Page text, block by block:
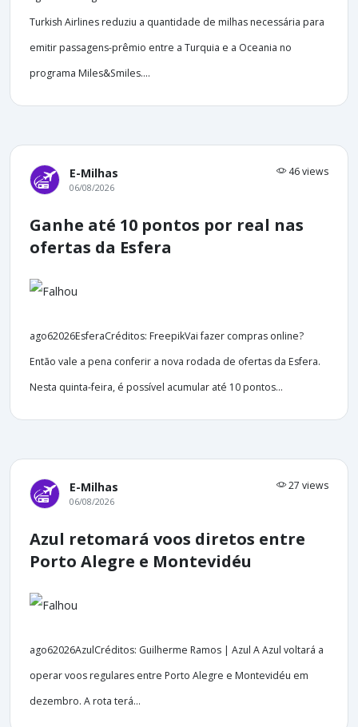
Turkish Airlines reduziu a quantidade de milhas necessária para
emitir passagens-prêmio entre a Turquia e a Oceania no
programa Miles&Smiles....
E-Milhas 46 views
06/08/2026
Ganhe até 10 pontos por real nas
ofertas da Esfera
ago62026EsferaCréditos: FreepikVai fazer compras online?
Então vale a pena conferir a nova rodada de ofertas da Esfera.
Nesta quinta-feira, é possível acumular até 10 pontos...
E-Milhas 27 views
06/08/2026
Azul retomará voos diretos entre
Porto Alegre e Montevidéu
ago62026AzulCréditos: Guilherme Ramos | Azul A Azul voltará a
operar voos regulares entre Porto Alegre e Montevidéu em
dezembro. A rota terá...